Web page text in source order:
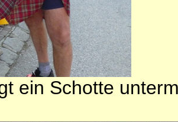
ein Schotte